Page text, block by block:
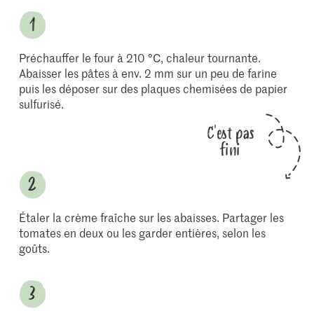
Préchauffer le four à 210 °C, chaleur tournante.
Abaisser les pâtes à env. 2 mm sur un peu de farine
puis les déposer sur des plaques chemisées de papier
sulfurisé.
C'est pas
fini
Étaler la crème fraîche sur les abaisses. Partager les
tomates en deux ou les garder entières, selon les
goûts.